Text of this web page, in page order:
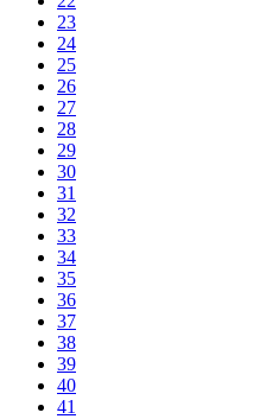
23
24
25
26
27
28
29
30
31
32
33
34
35
36
37
38
39
40
41